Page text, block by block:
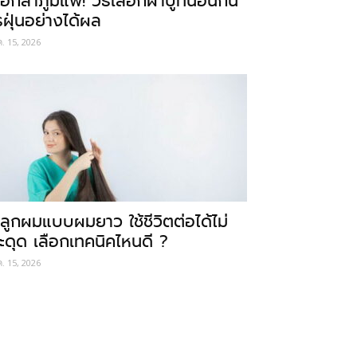
ฝุ่นอย่างได้ผล
15, 2026
กผมแบบผมยาว ใช้ชีวิตต่อได้ไม่
ดุด เลือกเทคนิคไหนดี ?
15, 2026